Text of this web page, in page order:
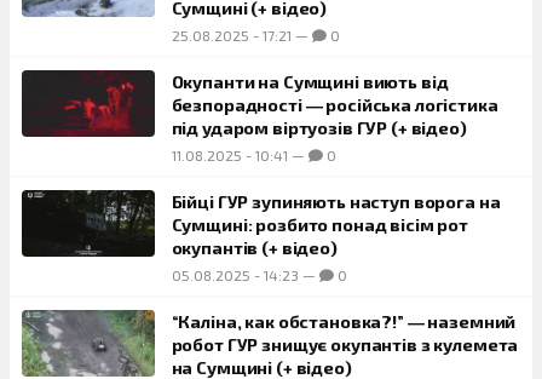
Сумщині (+ відео)
25.08.2025 - 17:21 — 0
Окупанти на Сумщині виють від
безпорадності ― російська логістика
під ударом віртуозів ГУР (+ відео)
11.08.2025 - 10:41 — 0
Бійці ГУР зупиняють наступ ворога на
Сумщині: розбито понад вісім рот
окупантів (+ відео)
05.08.2025 - 14:23 — 0
“Каліна, как обстановка?!” ― наземний
робот ГУР знищує окупантів з кулемета
на Сумщині (+ відео)